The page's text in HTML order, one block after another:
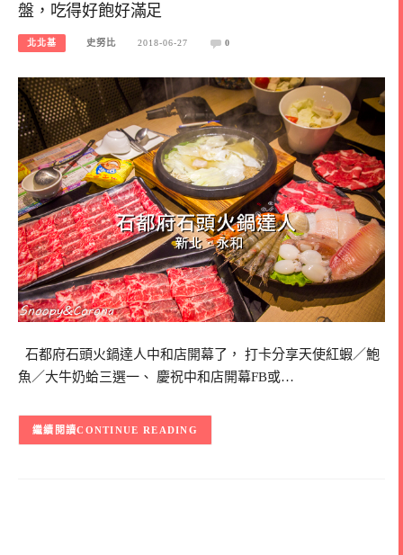
盤，吃得好飽好滿足
北北基 史努比 2018-06-27 0
石都府石頭火鍋達人中和店開幕了， 打卡分享天使紅蝦／鮑
魚／大牛奶蛤三選一、 慶祝中和店開幕FB或…
CONTINUE READING